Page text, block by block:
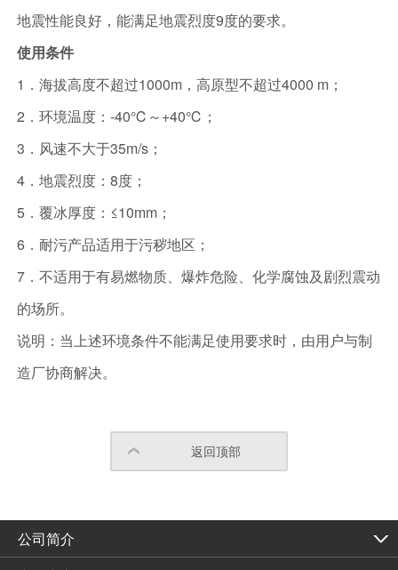
地震性能良好，能满足地震烈度9度的要求。
使用条件
1．海拔高度不超过1000m，高原型不超过4000 m；
2．环境温度：-40℃～+40℃；
3．风速不大于35m/s；
4．地震烈度：8度；
5．覆冰厚度：≤10mm；
6．耐污产品适用于污秽地区；
7．不适用于有易燃物质、爆炸危险、化学腐蚀及剧烈震动
的场所。
说明：当上述环境条件不能满足使用要求时，由用户与制
造厂协商解决。
返回顶部
公司简介